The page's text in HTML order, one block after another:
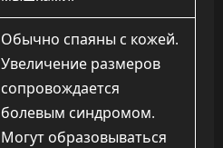
Обычно спаяны с кожей.
Увеличение размеров
сопровождается
болевым синдромом.
Могут образовываться